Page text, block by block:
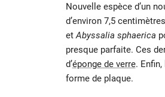
Nouvelle espèce d’un
d’environ 7,5
etAbyssalia sphaerica
presque parfaite. Ces
d’éponge de verre.
forme de plaque.